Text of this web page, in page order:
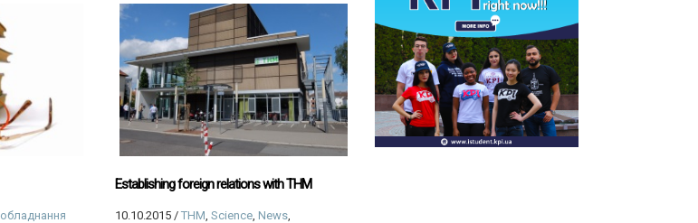
обладнання
Establishing foreign relations with THM
10.10.2015 /THM ,Science News